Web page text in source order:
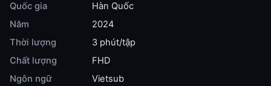
Quốc gia
Hàn Quốc
Năm
2024
Thời lượng
3 phút/tập
Chất lượng
FHD
Ngôn ngữ
Vietsub